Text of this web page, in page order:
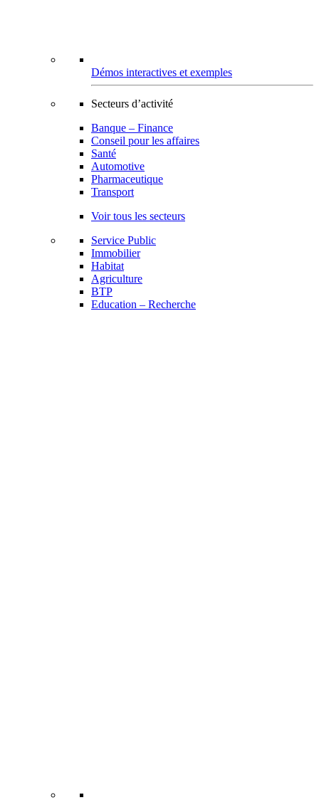
Démos interactives et exemples
Secteurs d’activité
Banque – Finance
Conseil pour les affaires
Santé
Automotive
Pharmaceutique
Transport
Voir tous les secteurs
Service Public
Immobilier
Habitat
Agriculture
BTP
Education – Recherche